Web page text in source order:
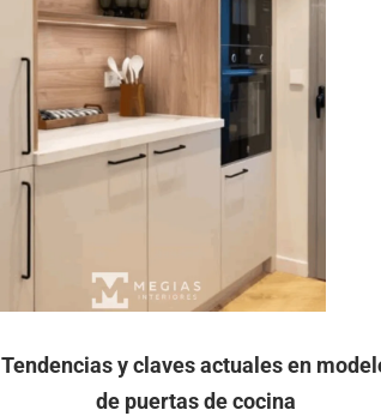
Tendencias y claves actuales en
de puertas de cocina